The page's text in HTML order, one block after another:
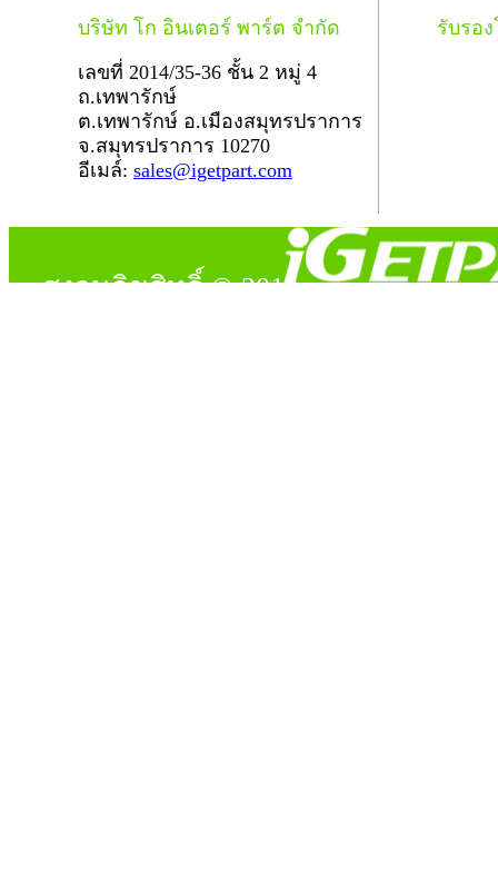
บริษัท โก อินเตอร์ พาร์ต จำกัด
เลขที่ 2014/35-36 ชั้น 2 หมู่ 4
ถ.เทพารักษ์
ต.เทพารักษ์ อ.เมืองสมุทรปราการ
จ.สมุทรปราการ 10270
อีเมล์: sales@igetpart.com
รับรอ
สงวนลิขสิทธิ์ © 2014